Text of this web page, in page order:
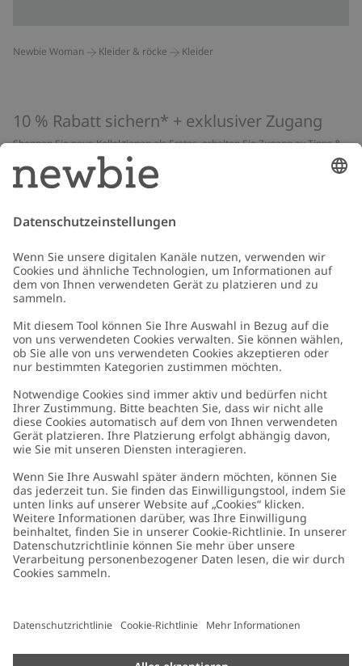
Newbie Woman Kleider & röcke Kleider
10 % Rabatt sichern* + exklusiver Zugang
Shoppen Sie neue Kollektionen als Erstes, erhalten Sie Zugang zu Tipps &
Guides und profitieren Sie von exklusiven Angeboten
*Gilt nur für deine erste Bestellung und ist nicht mit anderen Rabatten
oder Angeboten kombinierbar. Gilt nicht für limitierte Artikel. Lies unsere
Schicken
Kundenservice
Kontaktieren Sie uns
FAQ
Barrierefreiheit
Datenschutzrichtlinie
Cookie-Richtlinie
Größenratgeber
Über uns
Über Newbie
Nachhaltigkeit
Impressum
Presse
Germany Standort ändern
Cookies